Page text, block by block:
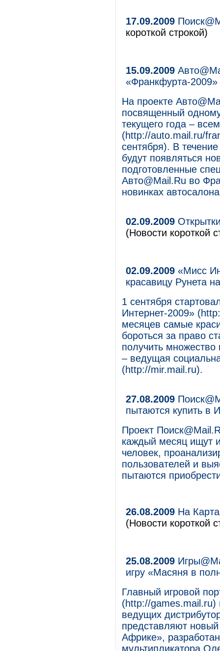
17.09.2009
короткой строкой)
15.09.2009
«Франкфурта-2009»
На проекте
посвященный
текущего года –
(http://auto.mail.ru/
сентября). В
будут появляться
подготовленные
Авто@Mail.Ru во
новинках
02.09.2009
(Новости короткой
02.09.2009 «Мисс
красавицу Рунета
1 сентября
Интернет-2009»
месяцев самые
бороться за право
получить множество
– ведущая
(http://mir.mail.ru).
27.08.2009
пытаются купить в
Проект
каждый месяц ищут
человек,
пользователей и
пытаются
26.08.2009 На
(Новости короткой
25.08.2009
игру «Масяня в
Главный игровой
(http://games.mail.ru)
ведущих
представляют
Африке»,
мультипликатора